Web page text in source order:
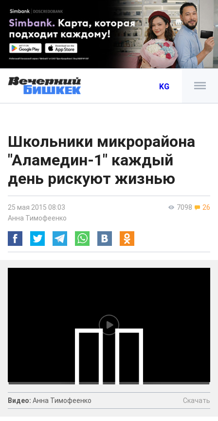
KG
Школьники микрорайона
"Аламедин-1" каждый
день рискуют жизнью
7098 26
25 мая 2015 08:03
Анна Тимофеенко
Видео:
Видео: Анна Тимофеенко Скачать